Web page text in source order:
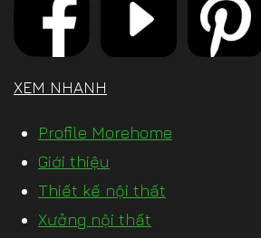
XEM NHANH
Profile Morehome
Giới thiệu
Thiết kế nội thất
Xưởng nội thất